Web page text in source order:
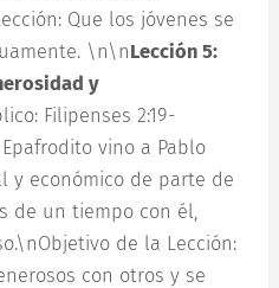
Que los jóvenes se
\n\nLección 5:
y
Filipenses 2:19-
vino a Pablo
y económico de parte de
de un tiempo con él,
de la Lección:
con otros y se